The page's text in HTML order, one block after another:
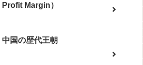
Profit Margin）
中国の歴代王朝